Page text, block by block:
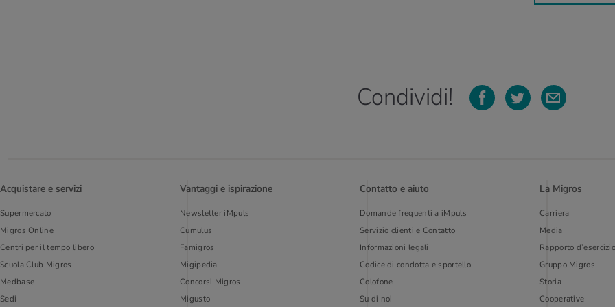
Condividi!
Acquistare e servizi
Supermercato
Migros Online
Centri per il tempo libero
Scuola Club Migros
Medbase
Sedi
Vantaggi e ispirazione
Newsletter iMpuls
Cumulus
Famigros
Migipedia
Concorsi Migros
Migusto
Contatto e aiuto
Domande frequenti a iMpuls
Servizio clienti e Contatto
Informazioni legali
Codice di condotta e sportello
Colofone
Su di noi
La Migros
Carriera
Media
Rapporto d’esercizio
Gruppo Migros
Storia
Cooperative